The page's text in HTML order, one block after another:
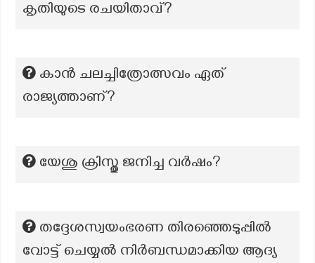
കൃതിയുടെ രചയിതാവ്?
കാൻ ചലച്ചിത്രോത്സവം ഏത്
രാജ്യത്താണ്?
യേശു ക്രിസ്തു ജനിച്ച വർഷം?
തദ്ദേശസ്വയംഭരണ തിരഞ്ഞെടുപ്പിൽ
വോട്ട് ചെയ്യൽ നിർബന്ധമാക്കിയ ആദ്യ